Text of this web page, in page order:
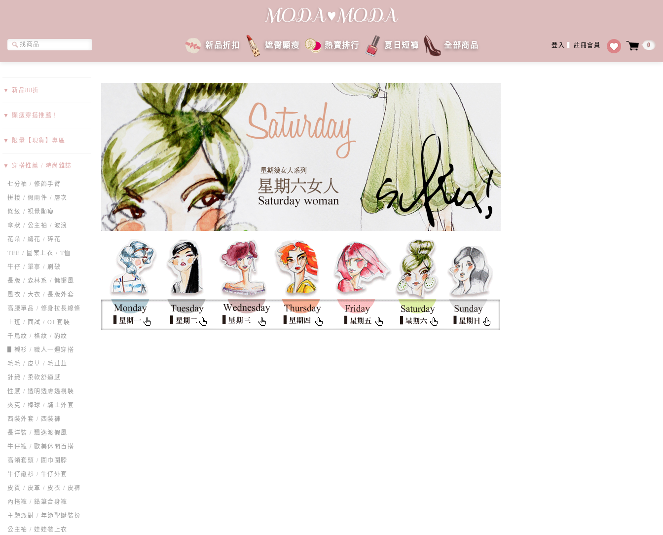
登入 註冊會員 0
新品折扣 遮臀顯瘦 熱賣排行 夏日短褲 全部商品
▼ 新品88折
▼ 顯瘦穿搭推薦！
▼ 限量【現貨】專區
▼ 穿搭推薦 / 時尚雜誌
七分袖 / 修飾手臂
拼接 / 假兩件 / 層次
條紋 / 視覺顯瘦
傘狀 / 公主袖 / 波浪
花朵 / 繡花 / 碎花
TEE / 圖案上衣 / T恤
牛仔 / 單寧 / 刷破
長版 / 森林系 / 慵懶風
風衣 / 大衣 / 長版外套
高腰單品 / 修身拉長線條
上班 / 面試 / OL套裝
千鳥紋 / 格紋 / 豹紋
▋襯衫 / 職人一週穿搭
毛毛 / 皮草 / 毛茸茸
針織 / 柔軟舒適感
性感 / 透明透膚透視裝
夾克 / 棒球 / 騎士外套
西裝外套 / 西裝褲
長洋裝 / 飄逸渡假風
牛仔褲 / 歐美休閒百搭
高領套頭 / 圍巾圍脖
牛仔襯衫 / 牛仔外套
皮質 / 皮革 / 皮衣 / 皮褲
內搭褲 / 鉛筆合身褲
主題派對 / 年節聖誕裝扮
公主袖 / 娃娃裝上衣